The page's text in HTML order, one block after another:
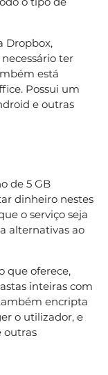
Dropbox,
ter
está
Possui um
e outras
de 5 GB
dinheiro nestes
o serviço seja
alternativas ao
que oferece,
inteiras com
encripta
o utilizador, e
outras